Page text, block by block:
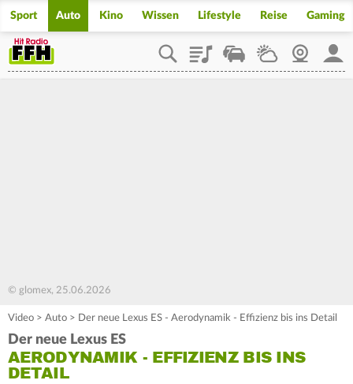
Sport Auto Kino Wissen Lifestyle Reise Gaming
PlaylistStaupilotWetterWebcam
© glomex, 25.06.2026
Video > Auto > Der neue Lexus ES - Aerodynamik - Effizienz bis ins Detail
Der neue Lexus ES
AERODYNAMIK - EFFIZIENZ BIS INS
DETAIL